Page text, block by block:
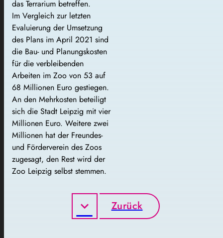
das Terrarium betreffen.
Im Vergleich zur letzten
Evaluierung der Umsetzung
des Plans im April 2021 sind
die Bau- und Planungskosten
für die verbleibenden
Arbeiten im Zoo von 53 auf
68 Millionen Euro gestiegen.
An den Mehrkosten beteiligt
sich die Stadt Leipzig mit vier
Millionen Euro. Weitere zwei
Millionen hat der Freundes-
und Förderverein des Zoos
zugesagt, den Rest wird der
Zoo Leipzig selbst stemmen.
Zurück